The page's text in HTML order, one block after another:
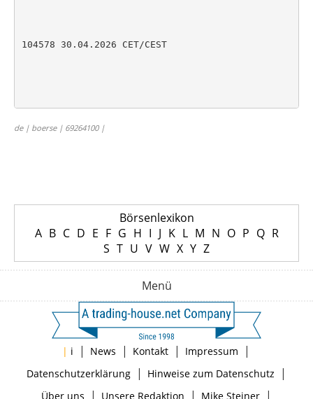
104578 30.04.2026 CET/CEST
de | boerse | 69264100 |
Börsenlexikon
A B C D E F G H I J K L M N O P Q R
S T U V W X Y Z
Menü
| i | News | Kontakt | Impressum |
Datenschutzerklärung| Hinweise zum Datenschutz |
Über uns | Unsere Redaktion | Mike Steiner|